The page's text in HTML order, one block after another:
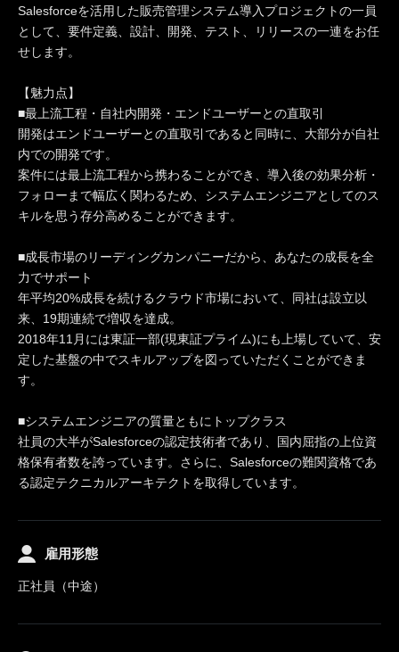
Salesforceを活用した販売管理システム導入プロジェクトの一員
として、要件定義、設計、開発、テスト、リリースの一連をお任
せします。
【魅力点】
■最上流工程・自社内開発・エンドユーザーとの直取引
開発はエンドユーザーとの直取引であると同時に、大部分が自社
内での開発です。
案件には最上流工程から携わることができ、導入後の効果分析・
フォローまで幅広く関わるため、システムエンジニアとしてのス
キルを思う存分高めることができます。
■成長市場のリーディングカンパニーだから、あなたの成長を全
力でサポート
年平均20%成長を続けるクラウド市場において、同社は設立以
来、19期連続で増収を達成。
2018年11月には東証一部(現東証プライム)にも上場していて、安
定した基盤の中でスキルアップを図っていただくことができま
す。
■システムエンジニアの質量ともにトップクラス
社員の大半がSalesforceの認定技術者であり、国内屈指の上位資
格保有者数を誇っています。さらに、Salesforceの難関資格であ
る認定テクニカルアーキテクトを取得しています。
雇用形態
正社員（中途）